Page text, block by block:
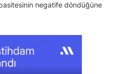
negatife döndüğüne